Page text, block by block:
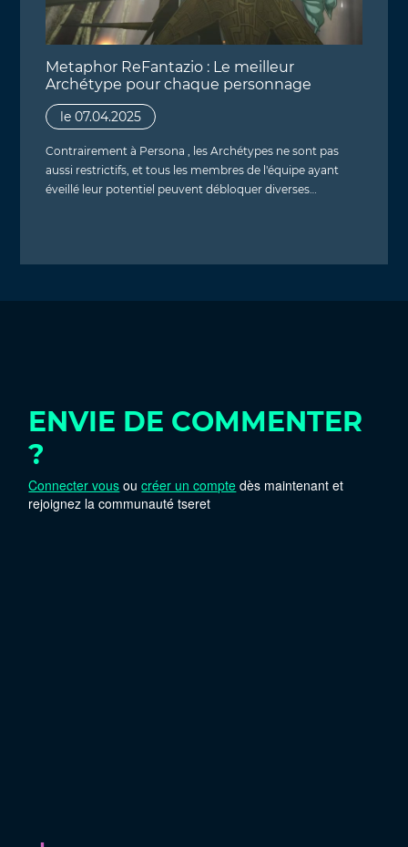
Metaphor ReFantazio : Le meilleur
Archétype pour chaque personnage
le 07.04.2025
Contrairement à Persona , les Archétypes ne sont pas
aussi restrictifs, et tous les membres de l'équipe ayant
éveillé leur potentiel peuvent débloquer diverses…
ENVIE DE COMMENTER
?
Connecter vous oucréer un compte dès maintenant et
rejoignez la communauté tseret